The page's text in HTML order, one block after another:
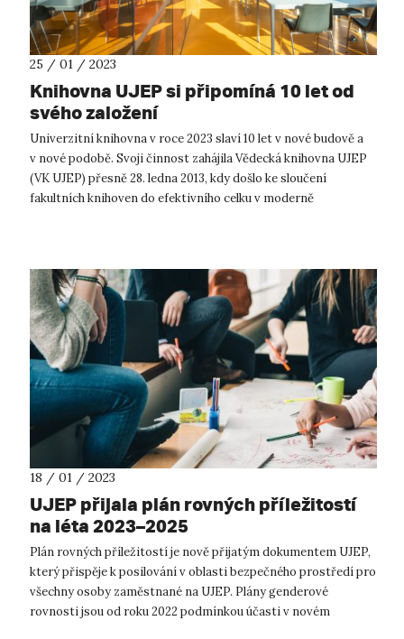
25 / 01 / 2023
Knihovna UJEP si připomíná 10 let od
svého založení
Univerzitní knihovna v roce 2023 slaví 10 let v nové budově a
v nové podobě. Svoji činnost zahájila Vědecká knihovna UJEP
(VK UJEP) přesně 28. ledna 2013, kdy došlo ke sloučení
fakultních knihoven do efektivního celku v moderně
18 / 01 / 2023
UJEP přijala plán rovných příležitostí
na léta 2023–2025
Plán rovných příležitostí je nově přijatým dokumentem UJEP,
který přispěje k posilování v oblasti bezpečného prostředí pro
všechny osoby zaměstnané na UJEP. Plány genderové
rovnosti jsou od roku 2022 podmínkou účasti v novém